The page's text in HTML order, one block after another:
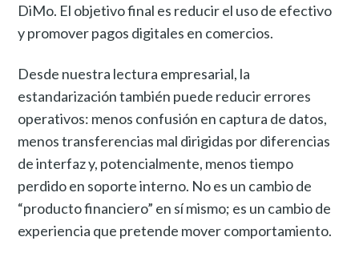
DiMo. El objetivo final es reducir el uso de efectivo
y promover pagos digitales en comercios.
Desde nuestra lectura empresarial, la
estandarización también puede reducir errores
operativos: menos confusión en captura de datos,
menos transferencias mal dirigidas por diferencias
de interfaz y, potencialmente, menos tiempo
perdido en soporte interno. No es un cambio de
“producto financiero” en sí mismo; es un cambio de
experiencia que pretende mover comportamiento.